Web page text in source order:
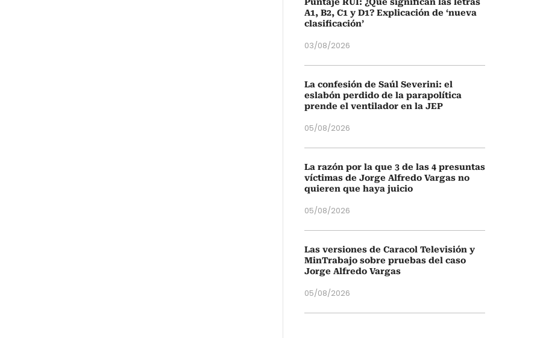
A1, B2, C1 y D1? Explicación de ‘nueva
clasificación’
03/08/2026
La confesión de Saúl Severini: el
eslabón perdido de la parapolítica
prende el ventilador en la JEP
05/08/2026
La razón por la que 3 de las 4 presuntas
víctimas de Jorge Alfredo Vargas no
quieren que haya juicio
05/08/2026
Las versiones de Caracol Televisión y
MinTrabajo sobre pruebas del caso
Jorge Alfredo Vargas
05/08/2026